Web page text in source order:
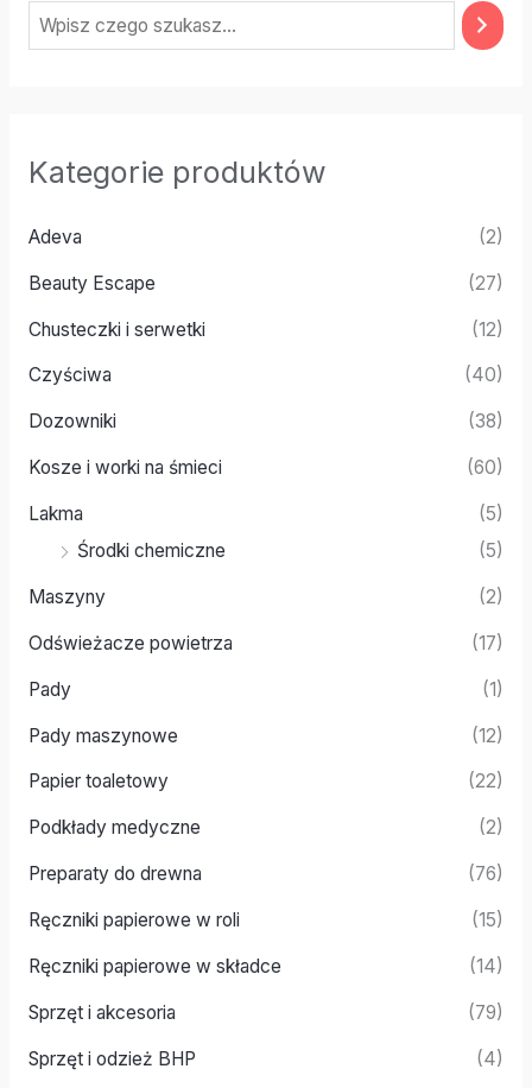
Kategorie produktów
Adeva (2)
Beauty Escape (27)
Chusteczki i serwetki (12)
Czyściwa (40)
Dozowniki (38)
Kosze i worki na śmieci (60)
Lakma
(5)
Środki chemiczne
(5)
Maszyny (2)
Odświeżacze powietrza (17)
Pady (1)
Pady maszynowe (12)
Papier toaletowy (22)
Podkłady medyczne (2)
Preparaty do drewna (76)
Ręczniki papierowe w roli (15)
Ręczniki papierowe w składce (14)
Sprzęt i akcesoria (79)
Sprzęt i odzież BHP (4)